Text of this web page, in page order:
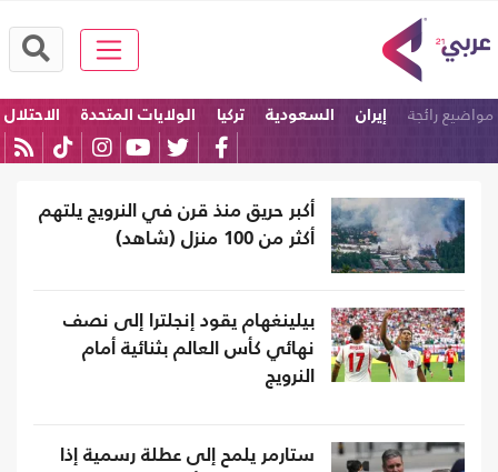
مواضيع رائجة إيران السعودية تركيا الولايات المتحدة
الاحتلال
أكبر حريق منذ قرن في النرويج يلتهم
أكثر من 100 منزل (شاهد)
بيلينغهام يقود إنجلترا إلى نصف
نهائي كأس العالم بثنائية أمام
النرويج
ستارمر يلمح إلى عطلة رسمية إذا